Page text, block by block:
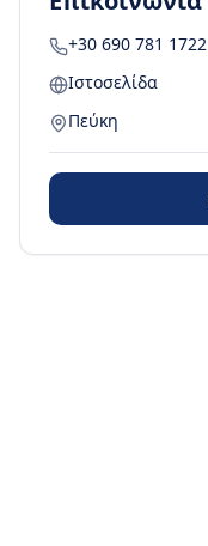
+30 690 781 1722
Ιστοσελίδα
Πεύκη